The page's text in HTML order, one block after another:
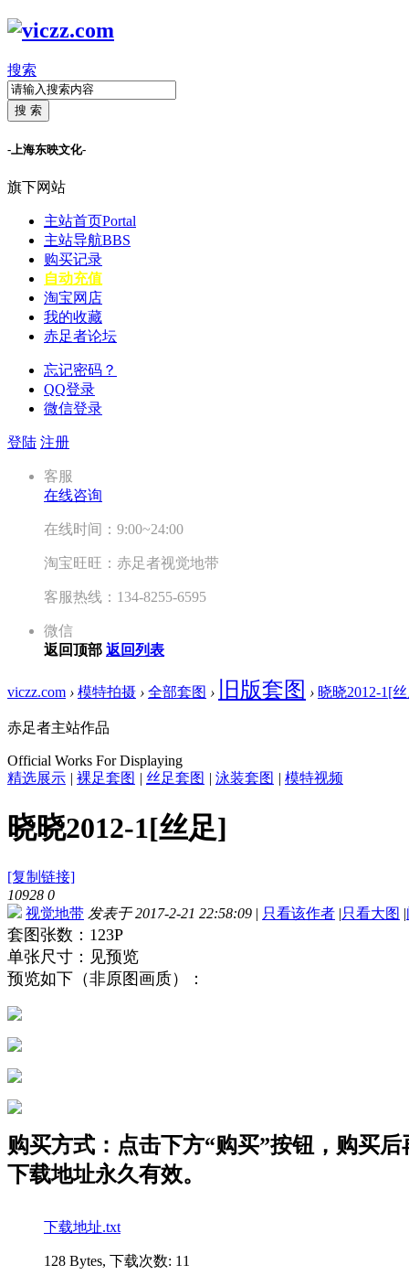
搜索
搜 索
-上海东映文化-
旗下网站
主站首页Portal
主站导航BBS
购买记录
自动充值
淘宝网店
我的收藏
赤足者论坛
忘记密码？
QQ登录
微信登录
登陆 注册
客服
在线咨询
在线时间：9:00~24:00
淘宝旺旺：赤足者视觉地带
客服热线：134-8255-6595
微信
返回顶部 返回列表
viczz.com › 模特拍摄 › 全部套图 › 旧版套图 › 晓晓2012-1[
赤足者主站作品
Official Works For Displaying
精选展示 | 裸足套图 | 丝足套图 | 泳装套图 | 模特视频
晓晓2012-1[丝足]
[复制链接]
10928 0
视觉地带 发表于 2017-2-21 22:58:09 | 只看该作者 |只看大图 |
套图张数：123P
单张尺寸：见预览
预览如下（非原图画质）：
购买方式：点击下方“购买”按钮，购买
下载地址永久有效。
下载地址.txt
128 Bytes, 下载次数: 11